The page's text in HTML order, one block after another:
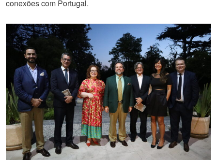
conexões com Portugal.